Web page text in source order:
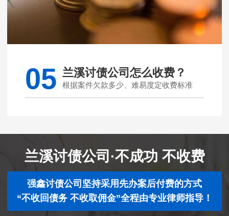
05 兰溪讨债公司怎么收费？
根据案件欠款多少、难易度定收费标准
兰溪讨债公司·不成功 不收费
强鑫讨债公司坚持采用先办案后付费的方式
“不收回债务 不收取佣金”全程由专业律师指导！